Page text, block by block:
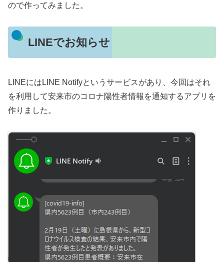
ので作ってみました。
LINEでお知らせ
LINEにはLINE Notifyというサービスがあり、今回はそれ
を利用して安来市のコロナ陽性者情報を通知するアプリを
作りました。